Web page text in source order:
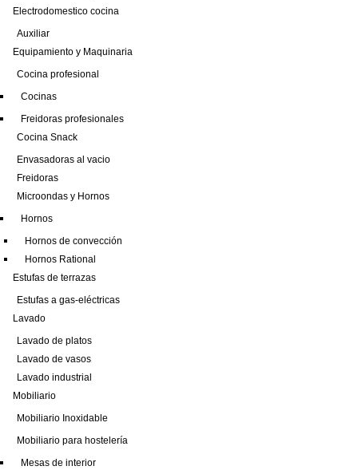
Electrodomestico cocina
Auxiliar
Equipamiento y Maquinaria
Cocina profesional
Cocinas
Freidoras profesionales
Cocina Snack
Envasadoras al vacio
Freidoras
Microondas y Hornos
Hornos
Hornos de convección
Hornos Rational
Estufas de terrazas
Estufas a gas-eléctricas
Lavado
Lavado de platos
Lavado de vasos
Lavado industrial
Mobiliario
Mobiliario Inoxidable
Mobiliario para hostelería
Mesas de interior